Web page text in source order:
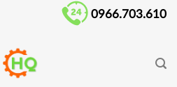
0966.703.610